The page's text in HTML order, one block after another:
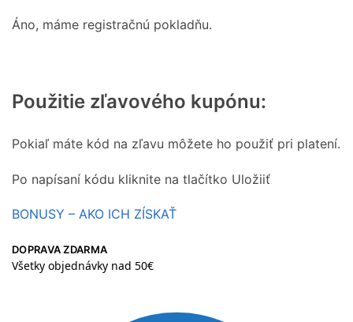
Áno, máme registračnú pokladňu.
Použitie zľavového kupónu:
Pokiaľ máte kód na zľavu môžete ho použiť pri platení.
Po napísaní kódu kliknite na tlačítko Uložiiť
BONUSY – AKO ICH ZÍSKAŤ
DOPRAVA ZDARMA
Všetky objednávky nad 50€